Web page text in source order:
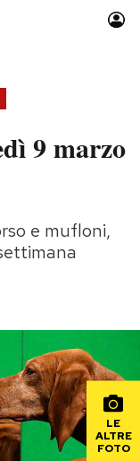
Idee
calcio 2026
9 marzo
e mufloni,
LE
ALTRE
FOTO